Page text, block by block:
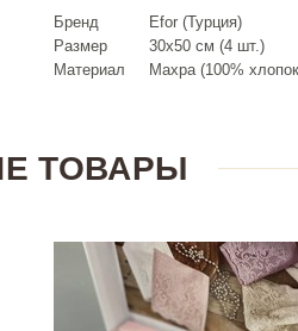
Бренд
Efor (Турция)
Размер
30х50 см (4 шт.)
Материал
Махра (100%
ТОВАРЫ